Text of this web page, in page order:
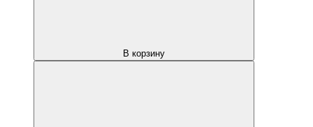
В корзину